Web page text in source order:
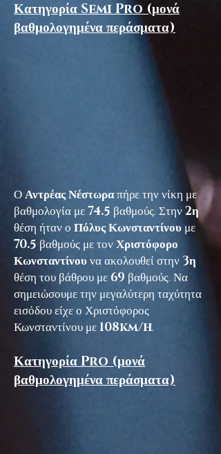
Κατηγορία Semi Pro (μονά
βαθμολογημένα περάσματα)
ΟΑντρέας Νέστωραπήρε την νίκη με
βαθμολογία με74.5 βαθμούς. Στην2η
θέση ήταν ο Πόλυς Κωνσταντίνου με
70.5 βαθμούς με τονΧριστόφορο
Κωνσταντίνουνα ακολουθεί στην 3η
θέση του βάθρου με 69 βαθμούς. Να
σημειώσουμε την μεγαλύτερη ταχύτητα
εισόδου είχε ο Χριστόφορος
Κωνσταντίνου με108km/h.
Κατηγορία Pro (μονά
βαθμολογημένα περάσματα)